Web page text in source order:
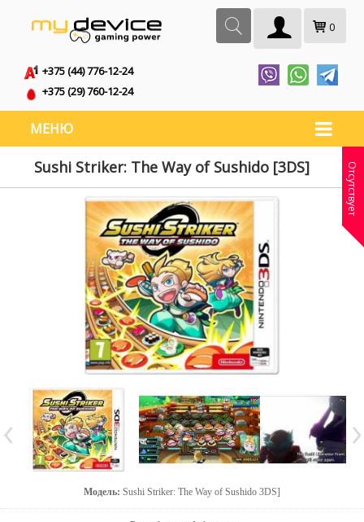
0
+375 (44) 776-12-24
+375 (29) 760-12-24
МЕНЮ
Sushi Striker: The Way of Sushido [3DS]
Модель: Sushi Striker: The Way of Sushido 3DS]
Отсутствует